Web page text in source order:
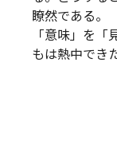
瞭然である。
「意味」を
もは熱中でき